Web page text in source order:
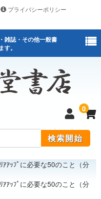
プライバシーポリシー
雑誌・その他一般書
。
0
ｱｯﾌﾟに必要な50のこと（分
ｱｯﾌﾟに必要な50のこと（分